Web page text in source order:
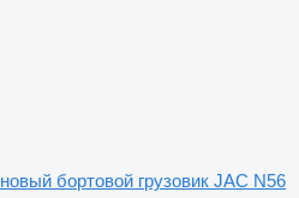
новый бортовой грузовик JAC N56